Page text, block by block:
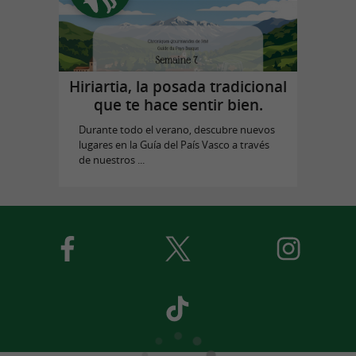
Hiriartia, la posada tradicional
que te hace sentir bien.
Durante todo el verano, descubre nuevos
lugares en la Guía del País Vasco a través
de nuestros ...